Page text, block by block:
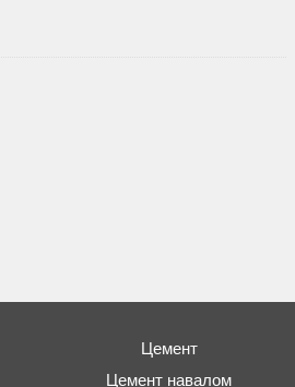
Цемент
Цемент навалом